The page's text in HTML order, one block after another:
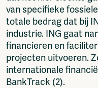
van specifieke
totale bedrag dat bij
industrie. ING gaat
financieren en
projecten uitvoeren.
internationale
BankTrack (2).